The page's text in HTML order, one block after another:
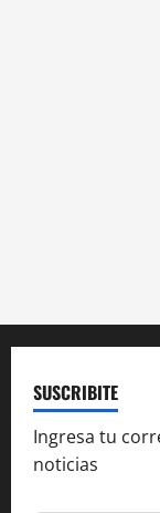
SUSCRIBITE
Ingresa tu
noticias